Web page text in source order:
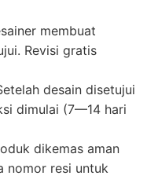
membuat
Revisi gratis
desain disetujui
dimulai (7—14 hari
dikemas aman
nomor resi untuk